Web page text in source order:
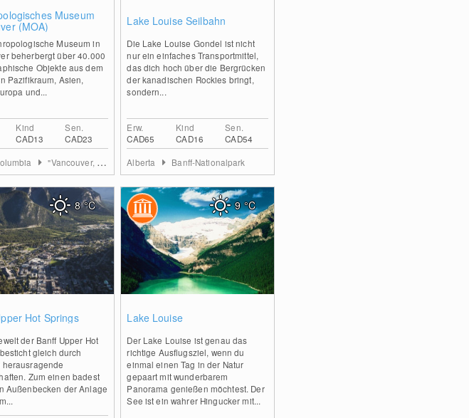
Museum
(MOA)
Museum in
beherbergt über 40.000
Objekte aus dem
Pazifikraum, Asien,
und...
Kind
CAD13
Sen.
CAD23
"Vancouver, Coast & Mountains" Region
Lake Louise Seilbahn
Die Lake Louise Gondel ist nicht
nur ein einfaches Transportmittel,
das dich hoch über die Bergrücken
der kanadischen Rockies bringt,
sondern...
Erw.
CAD65
Kind
CAD16
Sen.
CAD54
Alberta Banff-Nationalpark
Hot Springs
der Banff Upper Hot
gleich durch
herausragende
Zum einen badest
Außenbecken der Anlage
8°C
Lake Louise
Der Lake Louise ist genau das
richtige Ausflugsziel, wenn du
einmal einen Tag in der Natur
gepaart mit wunderbarem
Panorama genießen möchtest. Der
See ist ein wahrer Hingucker mit...
9°C